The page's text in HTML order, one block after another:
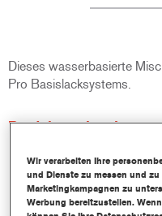
Dieses wasserbasierte
Pro Basislacksystems.
Produktmerkmale
Ausgezeichnete
Farbtonangleichung.
Schnelle und sparsame
des Durchsatz und der
Wir verarbeiten Ihre
und Dienste zu messen und
Marketingkampagnen zu
Werbung bereitzustellen.